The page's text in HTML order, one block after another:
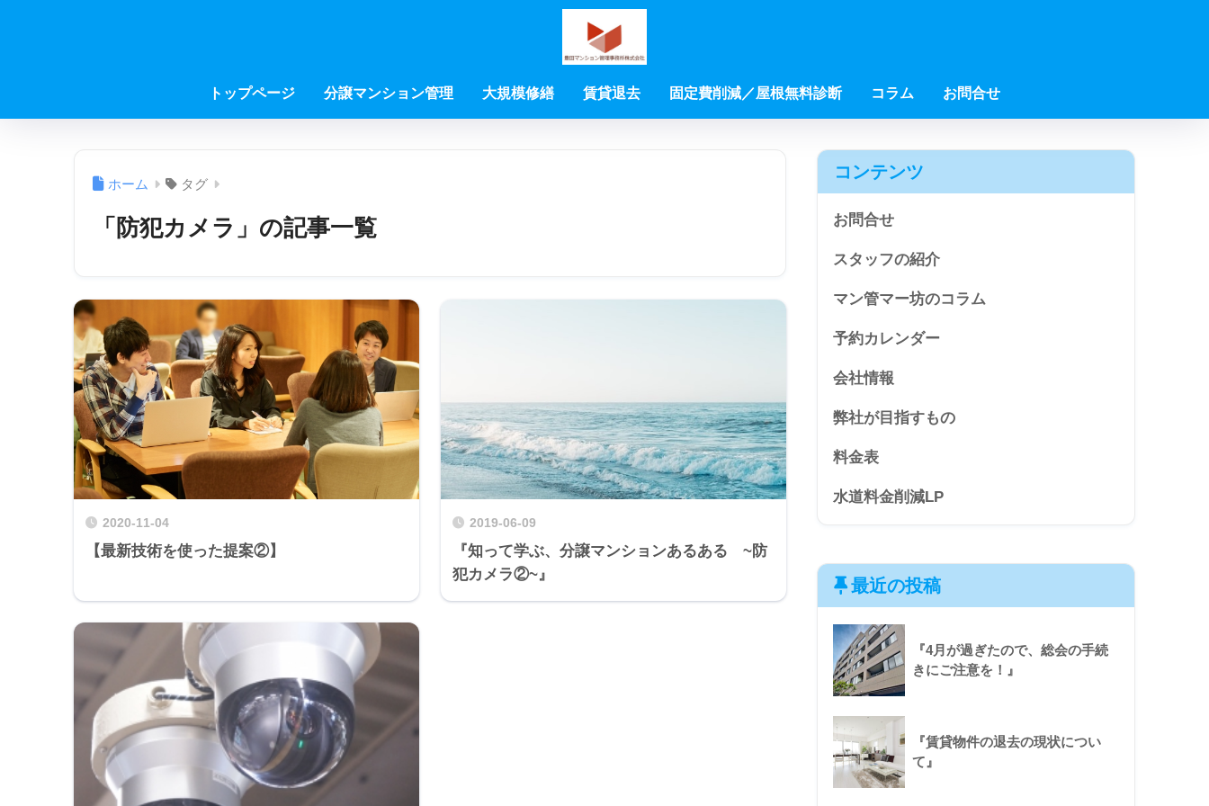
トップページ 分譲マンション管理 大規模修繕 賃貸退去 固定費削減／屋根無料診断 コラム お問合せ
ホーム タグ
「防犯カメラ」の記事一覧
2020-11-04
【最新技術を使った提案②】
2019-06-09
『知って学ぶ、分譲マンションあるある ~防
犯カメラ②~』
コンテンツ
お問合せ
スタッフの紹介
マン管マー坊のコラム
予約カレンダー
会社情報
弊社が目指すもの
料金表
水道料金削減LP
最近の投稿
『4月が過ぎたので、総会の手続
きにご注意を！』
『賃貸物件の退去の現状につい
て』